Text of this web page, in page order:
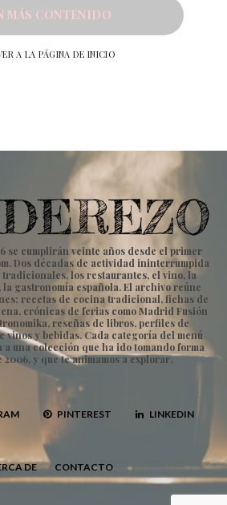
MÁS CONTENIDO
A LA PÁGINA DE INICIO
se cumplirán veinte años desde el primer
Dos décadas de actividad ininterrumpida
los restaurantes, el vino, la
gastronomía española. El archivo reúne
recetas de cocina tradicional, fichas de
crónicas de ferias como Madrid Fusión
reseñas de libros, perfiles de
vinos y bebidas. Cada categoría del menú
una colección que ha ido tomando forma
2006, y que te animamos a explorar.
PINTEREST LINKEDIN
DE CONTACTO